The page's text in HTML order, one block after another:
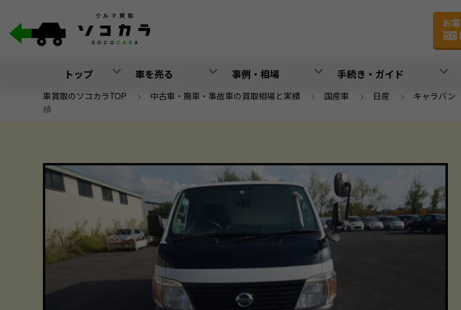
トップ 車を売る 事例・相場 手続き・ガイド
車買取のソコカラTOP > 中古車・廃車・事故車の買取相場と実績 > 国産車 > 日産 > キャラバン
績